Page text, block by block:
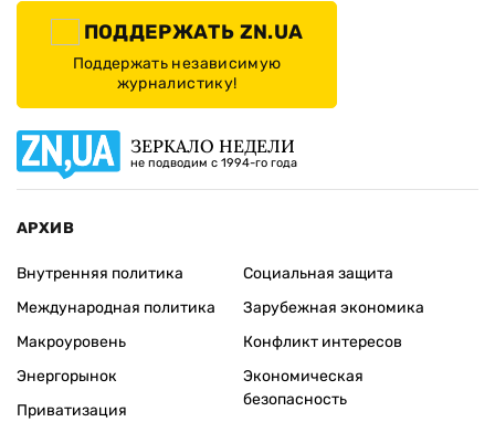
ПОДДЕРЖАТЬ ZN.UA
Поддержать независимую
журналистику!
ЗЕРКАЛО НЕДЕЛИ
не подводим с 1994-го года
АРХИВ
Внутренняя политика
Международная политика
Макроуровень
Энергорынок
Приватизация
Социальная защита
Зарубежная экономика
Конфликт интересов
Экономическая
безопасность